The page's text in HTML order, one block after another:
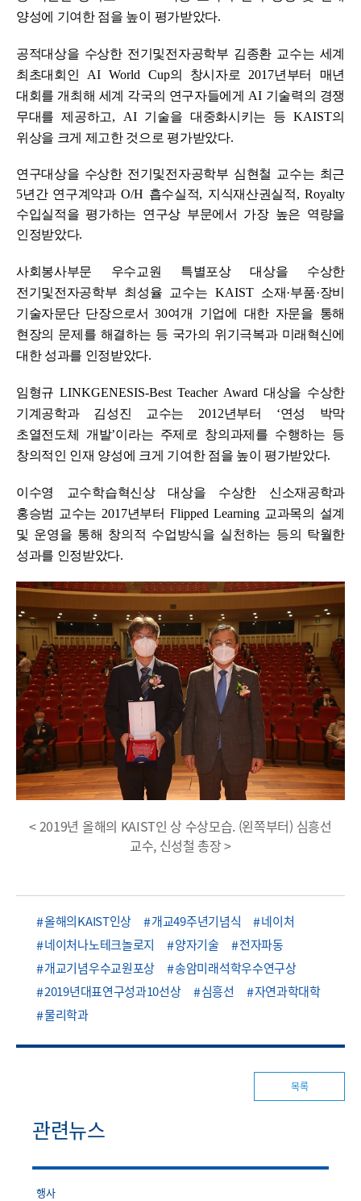
양성에 기여한 점을 높이 평가받았다.
공적대상을 수상한 전기및전자공학부 김종환 교수는 세계
최초대회인 AI World Cup의 창시자로 2017년부터 매년
대회를 개최해 세계 각국의 연구자들에게 AI 기술력의 경쟁
무대를 제공하고, AI 기술을 대중화시키는 등KAIST의
위상을 크게 제고한 것으로 평가받았다.
연구대상을 수상한 전기및전자공학부 심현철 교수는 최근
5년간 연구계약과O/H 흡수실적, 지식재산권실적, Royalty
수입실적을 평가하는 연구상 부문에서 가장 높은 역량을
인정받았다.
사회봉사부문 우수교원 특별포상 대상을 수상한
전기및전자공학부 최성율 교수는 KAIST 소재·부품·장비
기술자문단 단장으로서30여개 기업에 대한 자문을 통해
현장의 문제를 해결하는 등 국가의 위기극복과 미래혁신에
대한 성과를 인정받았다.
임형규LINKGENESIS-Best Teacher Award 대상을 수상한
기계공학과 김성진 교수는 2012년부터 ‘연성 박막
초열전도체 개발’이라는 주제로 창의과제를 수행하는 등
창의적인 인재 양성에 크게 기여한 점을 높이 평가받았다.
이수영 교수학습혁신상 대상을 수상한 신소재공학과
홍승범 교수는 2017년부터 Flipped Learning 교과목의 설계
및 운영을 통해 창의적 수업방식을 실천하는 등의 탁월한
성과를 인정받았다.
< 2019년 올해의 KAIST인 상 수상모습. (왼쪽부터) 심흥선
교수, 신성철 총장 >
올해의KAIST인상 개교49주년기념식
네이처
네이처나노테크놀로지
양자기술
전자파동
개교기념우수교원포상
송암미래석학우수연구상
2019년대표연구성과10선상
심흥선
자연과학대학
물리학과
목록
관련뉴스
행사